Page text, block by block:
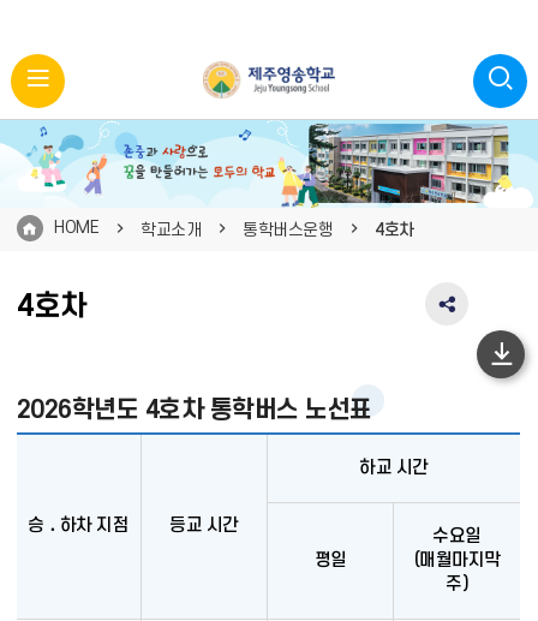
HOME 학교소개 통학버스운행 4호차
4호차
SNS
펼
2026학년도 4호차 통학버스 노선표
승 ․ 하차 지점 등교 시간
하교 시간
평일
수요일
(매월마지막
주)
하
이